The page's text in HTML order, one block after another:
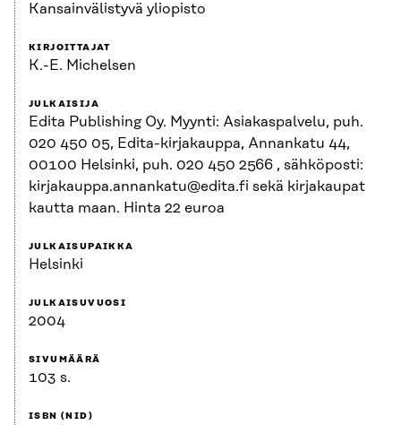
Kansainvälistyvä yliopisto
KIRJOITTAJAT
K.-E. Michelsen
JULKAISIJA
Edita Publishing Oy. Myynti: Asiakaspalvelu, puh.
020 450 05, Edita-kirjakauppa, Annankatu 44,
00100 Helsinki, puh. 020 450 2566 , sähköposti:
kirjakauppa.annankatu@edita.fi sekä kirjakaupat
kautta maan. Hinta 22 euroa
JULKAISUPAIKKA
Helsinki
JULKAISUVUOSI
2004
SIVUMÄÄRÄ
103 s.
ISBN (NID)